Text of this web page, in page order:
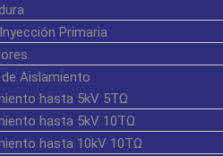
Primaria
Aislamiento
hasta 5kV 5TΩ
hasta 5kV 10TΩ
hasta 10kV 10TΩ